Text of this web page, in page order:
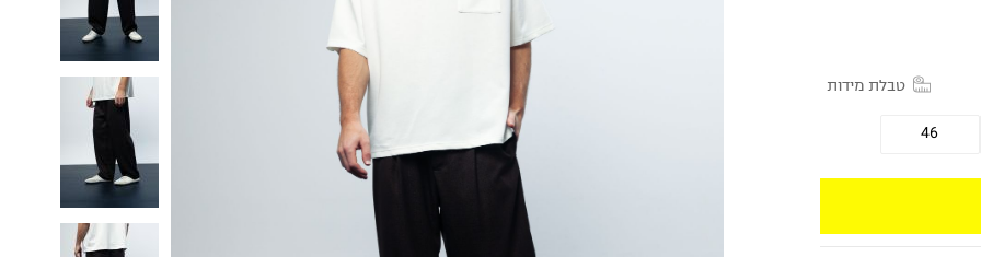
טבלת מידות
46